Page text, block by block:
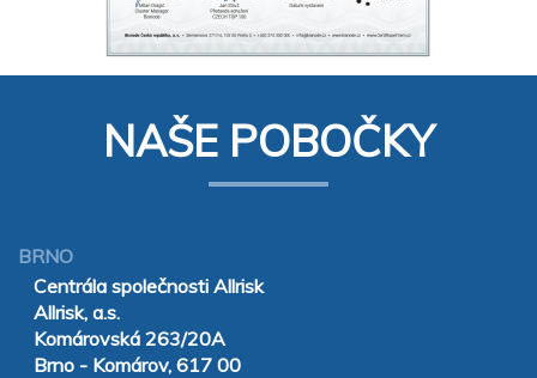
NAŠE POBOČKY
BRNO
Centrála společnosti Allrisk
Allrisk, a.s.
Komárovská 263/20A
Brno - Komárov, 617 00